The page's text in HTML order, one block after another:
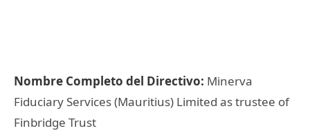
Nombre Completo del Directivo: Minerva
Fiduciary Services (Mauritius) Limited as trustee of
Finbridge Trust